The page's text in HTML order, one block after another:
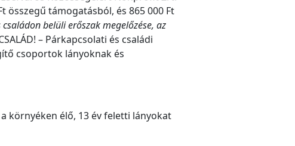
összegű támogatásból, és 865 000 Ft
belüli erőszak megelőzése, az
– Párkapcsolati és családi
csoportok lányoknak és
környéken élő, 13 év feletti lányokat